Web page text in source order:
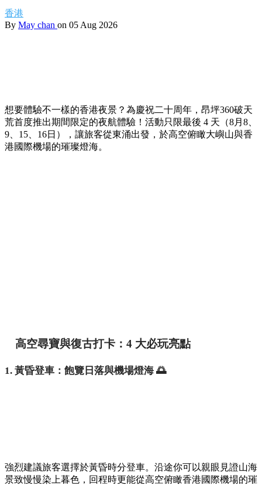
香港
By May chan on 05 Aug 2026
想要體驗不一樣的香港夜景？為慶祝二十周年，昂坪360破天
荒首度推出期間限定的夜航體驗！活動只限最後 4 天（8月8、
9、15、16日），讓旅客從東涌出發，於高空俯瞰大嶼山與香
港國際機場的璀璨燈海。
高空尋寶與復古打卡：4 大必玩亮點
1. 黃昏登車：飽覽日落與機場燈海 🌅
強烈建議旅客選擇於黃昏時分登車。沿途你可以親眼見證山海
景致慢慢染上暮色，回程時更能從高空俯瞰香港國際機場的璀